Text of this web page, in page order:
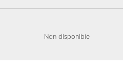
Non disponible